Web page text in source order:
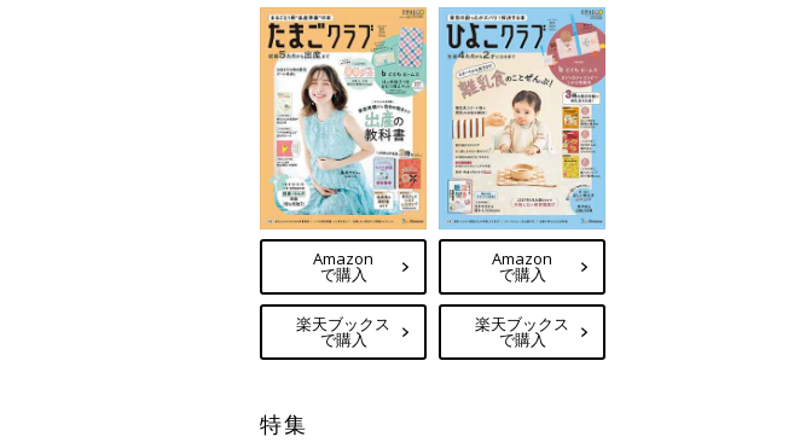
Amazon
で購入
楽天ブックス
で購入
Amazon
で購入
楽天ブックス
で購入
特集